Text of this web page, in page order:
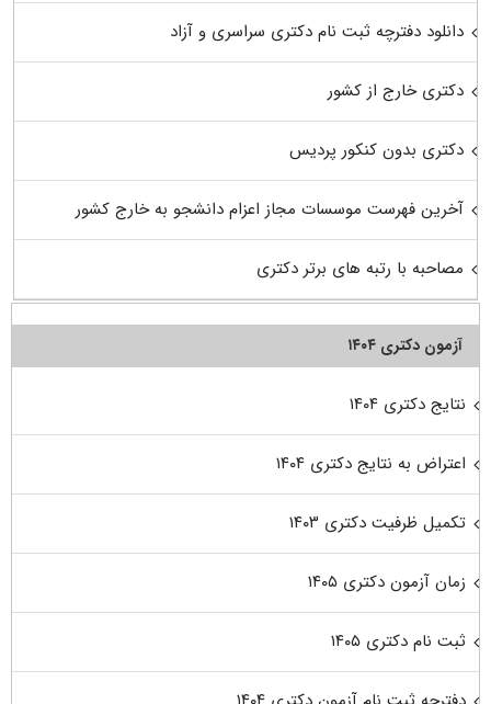
دانلود دفترچه ثبت نام دکتری سراسری و آزاد
دکتری خارج از کشور
دکتری بدون کنکور پردیس
آخرین فهرست موسسات مجاز اعزام دانشجو به خارج کشور
مصاحبه با رتبه های برتر دکتری
آزمون دکتری ۱۴۰۴
نتایج دکتری ۱۴۰۴
اعتراض به نتایج دکتری ۱۴۰۴
تکمیل ظرفیت دکتری ۱۴۰۳
زمان آزمون دکتری ۱۴۰۵
ثبت نام دکتری ۱۴۰۵